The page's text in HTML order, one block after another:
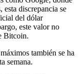
discrepancia se
del dólar
este valor no
Bitcoin.
también se ha
semana.